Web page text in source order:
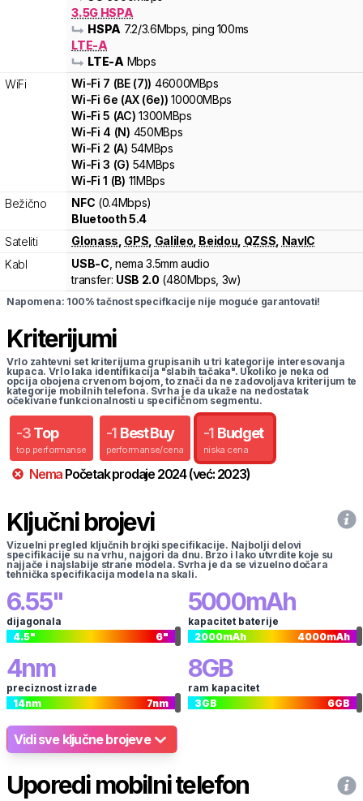
3.5G HSPA
HSPA 7.2/3.6Mbps , ping 100ms
LTE-A
LTE-A Mbps
WiFi
Wi-Fi 7 (BE (7)) 46000MBps
Wi-Fi 6e (AX (6e)) 10000MBps
Wi-Fi5 (AC) 1300MBps
Wi-Fi 4 (N) 450MBps
Wi-Fi 2 (A) 54MBps
Wi-Fi3 (G) 54MBps
Wi-Fi1 (B) 11MBps
Bežično
NFC (0.4Mbps)
Bluetooth 5.4
Sateliti
Glonass GPS Galileo Beidou QZSS NavIC
Kabl
USB-C , nema 3.5mm audio
transfer: USB 2.0 (480Mbps, 3w)
Napomena: 100% tačnost specifkacije nije moguće garantovati!
Kriterijumi
Vrlo zahtevni set kriterijuma grupisanih u tri kategorije interesovanja
kupaca. Vrlo laka identifikacija "slabih tačaka". Ukoliko je neka od
opcija obojena crvenom bojom, to znači da ne zadovoljava kriterijum te
kategorije mobilnih telefona. Svrha je da ukaže na nedostatak
očekivane funkcionalnosti u specifičnom segmentu.
-3 Top
top performanse
-1 Best Buy
performanse/cena
-1 Budget
niska cena
Nema Početak prodaje 2024(već: 2023)
Ključni brojevi
Vizuelni pregled ključnih brojki specifikacije. Najbolji delovi
specifikacije su na vrhu, najgori da dnu. Brzo i lako utvrdite koje su
najjače i najslabije strane modela. Svrha je da se vizuelno dočara
tehnička specifikacija modela na skali.
6.55"
dijagonala
4.5" 6"
5000mAh
kapacitet baterije
2000mAh 4000mAh
4nm
preciznost izrade
14nm 7nm
8GB
ram kapacitet
3GB 6GB
Vidi sve ključne brojeve
Uporedi mobilni telefon